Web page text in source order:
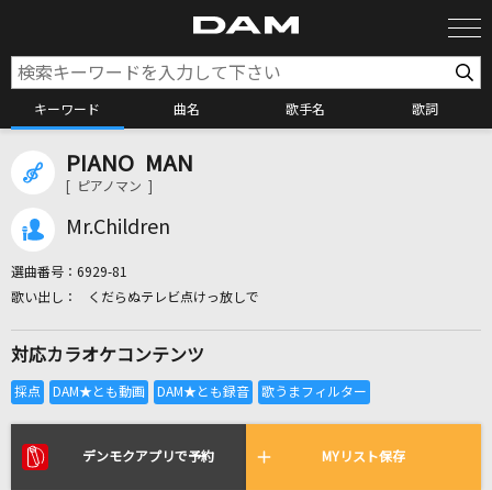
キーワード 曲名 歌手名 歌詞
全国りれき
リアルタイムで歌われている曲の一覧
PIANO MAN
[ ピアノマン ]
Mr.Children
選曲番号： 6929-81
くだらぬテレビ点けっ放しで
対応カラオケコンテンツ
デンモクアプリで予約 MYリスト保存